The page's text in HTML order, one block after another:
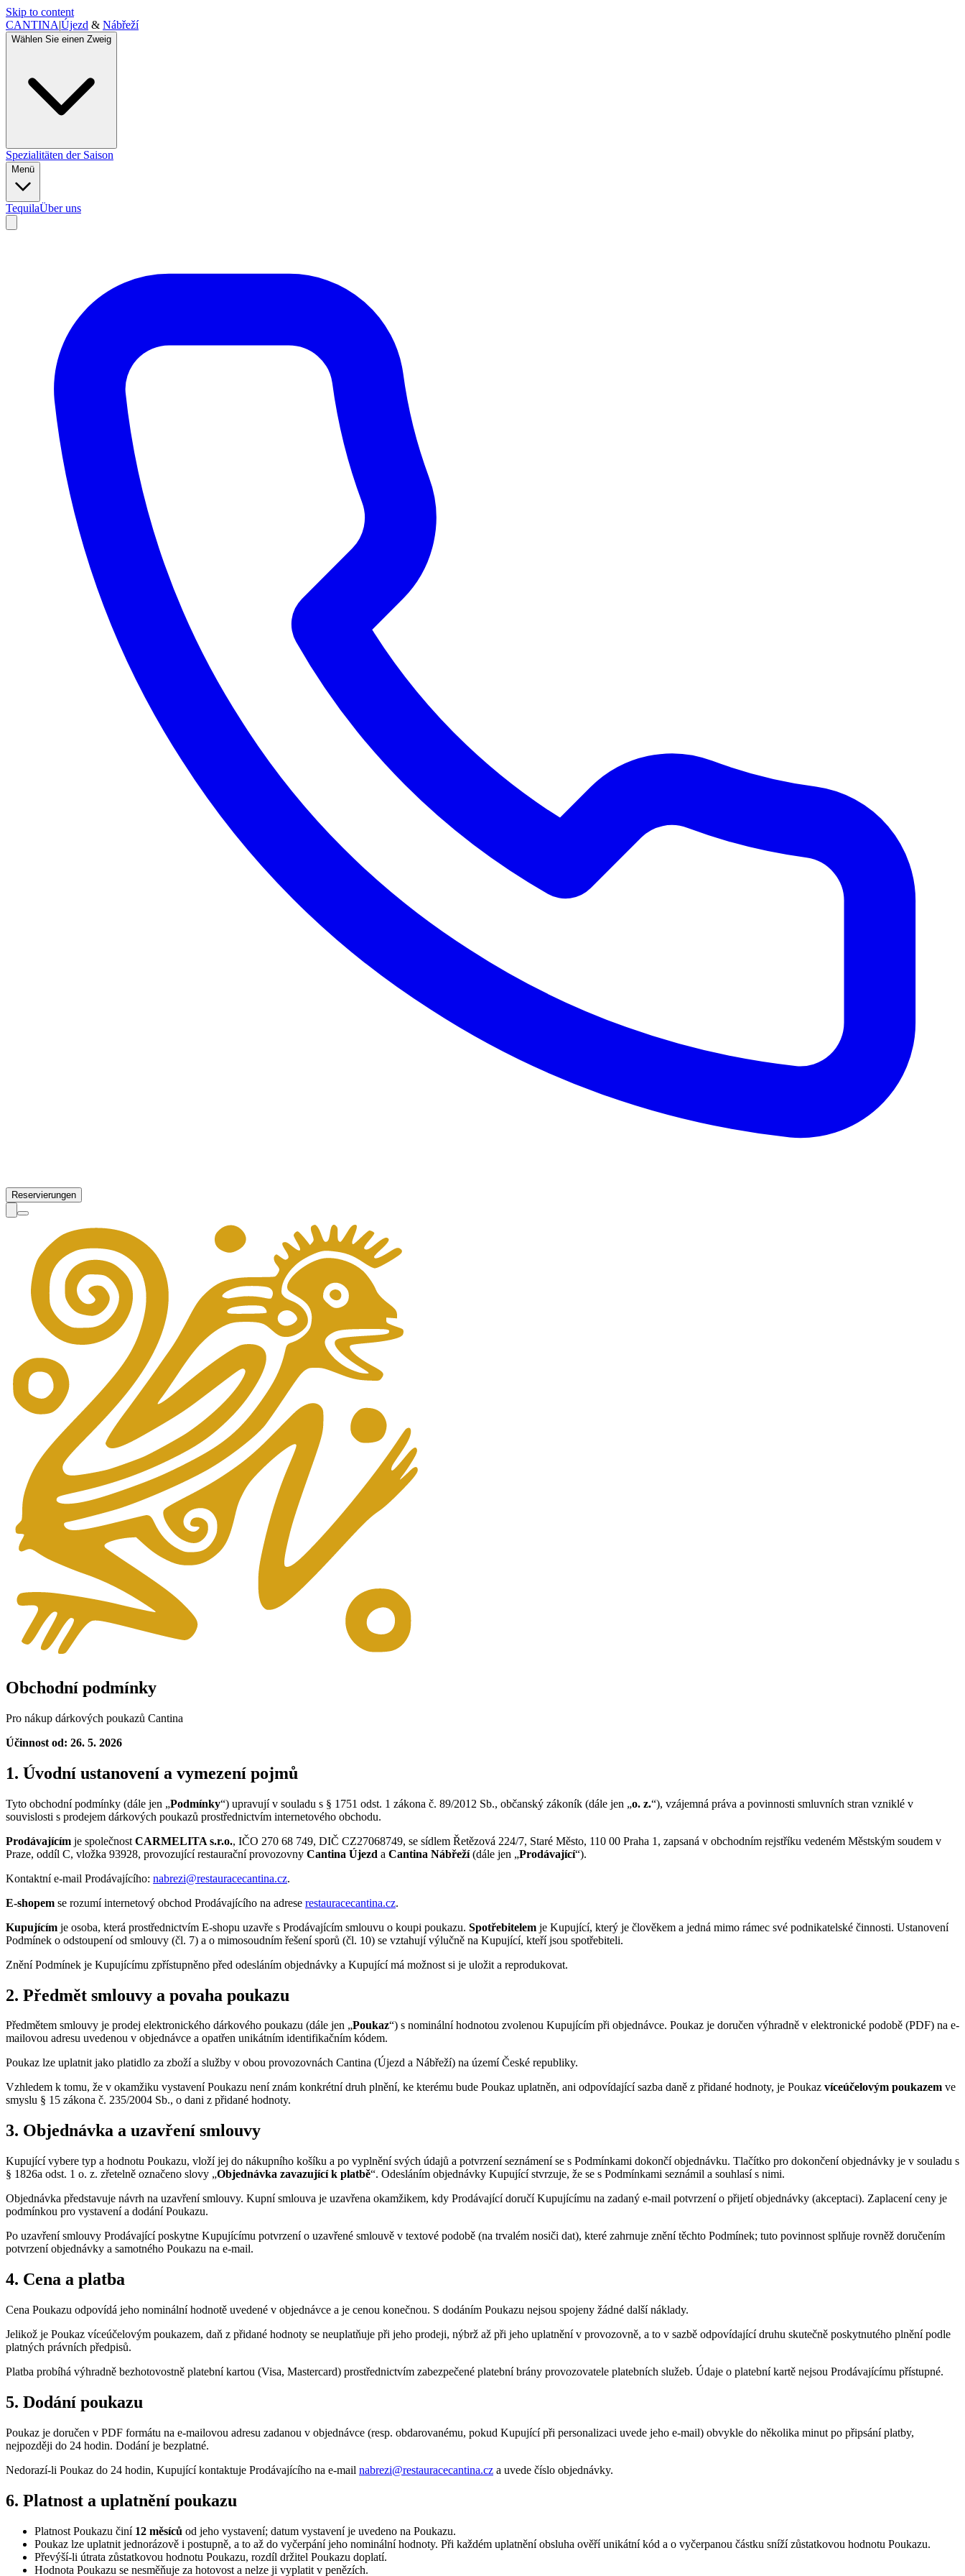
Skip to content
CANTINA|Újezd & Nábřeží
Wählen Sie einen Zweig
Spezialitäten der Saison
Menü
TequilaÜber uns
Reservierungen
Obchodní podmínky
Pro nákup dárkových poukazů Cantina
Účinnost od: 26. 5. 2026
1. Úvodní ustanovení a vymezení pojmů
Tyto obchodní podmínky (dále jen „Podmínky“) upravují v souladu s § 1751 odst. 1 zákona č. 89/2012 Sb., občanský zákoník (dále jen „o. z.“), vzájemná práva a povinnosti smluvních stran vzniklé v
souvislosti s prodejem dárkových poukazů prostřednictvím internetového obchodu.
Prodávajícím je společnost CARMELITA s.r.o., IČO 270 68 749, DIČ CZ27068749, se sídlem Řetězová 224/7, Staré Město, 110 00 Praha 1, zapsaná v obchodním rejstříku vedeném Městským soudem v
Praze, oddíl C, vložka 93928, provozující restaurační provozovny Cantina Újezd a Cantina Nábřeží(dále jen „Prodávající“).
Kontaktní e-mail Prodávajícího: nabrezi@restauracecantina.cz.
E-shopem se rozumí internetový obchod Prodávajícího na adrese restauracecantina.cz.
Kupujícím je osoba, která prostřednictvím E-shopu uzavře s Prodávajícím smlouvu o koupi poukazu. Spotřebitelem je Kupující, který je člověkem a jedná mimo rámec své podnikatelské činnosti. Ustanovení
Podmínek o odstoupení od smlouvy (čl. 7) a o mimosoudním řešení sporů (čl. 10) se vztahují výlučně na Kupující, kteří jsou spotřebiteli.
Znění Podmínek je Kupujícímu zpřístupněno před odesláním objednávky a Kupující má možnost si je uložit a reprodukovat.
2. Předmět smlouvy a povaha poukazu
Předmětem smlouvy je prodej elektronického dárkového poukazu (dále jen „Poukaz“) s nominální hodnotou zvolenou Kupujícím při objednávce. Poukaz je doručen výhradně v elektronické podobě (PDF) na e-
mailovou adresu uvedenou v objednávce a opatřen unikátním identifikačním kódem.
Poukaz lze uplatnit jako platidlo za zboží a služby v obou provozovnách Cantina (Újezd a Nábřeží) na území České republiky.
Vzhledem k tomu, že v okamžiku vystavení Poukazu není znám konkrétní druh plnění, ke kterému bude Poukaz uplatněn, ani odpovídající sazba daně z přidané hodnoty, je Poukaz víceúčelovým poukazem ve
smyslu § 15 zákona č. 235/2004 Sb., o dani z přidané hodnoty.
3. Objednávka a uzavření smlouvy
Kupující vybere typ a hodnotu Poukazu, vloží jej do nákupního košíku a po vyplnění svých údajů a potvrzení seznámení se s Podmínkami dokončí objednávku. Tlačítko pro dokončení objednávky je v souladu s
§ 1826a odst. 1 o. z. zřetelně označeno slovy „Objednávka zavazující k platbě“. Odesláním objednávky Kupující stvrzuje, že se s Podmínkami seznámil a souhlasí s nimi.
Objednávka představuje návrh na uzavření smlouvy. Kupní smlouva je uzavřena okamžikem, kdy Prodávající doručí Kupujícímu na zadaný e-mail potvrzení o přijetí objednávky (akceptaci). Zaplacení ceny je
podmínkou pro vystavení a dodání Poukazu.
Po uzavření smlouvy Prodávající poskytne Kupujícímu potvrzení o uzavřené smlouvě v textové podobě (na trvalém nosiči dat), které zahrnuje znění těchto Podmínek; tuto povinnost splňuje rovněž doručením
potvrzení objednávky a samotného Poukazu na e-mail.
4. Cena a platba
Cena Poukazu odpovídá jeho nominální hodnotě uvedené v objednávce a je cenou konečnou. S dodáním Poukazu nejsou spojeny žádné další náklady.
Jelikož je Poukaz víceúčelovým poukazem, daň z přidané hodnoty se neuplatňuje při jeho prodeji, nýbrž až při jeho uplatnění v provozovně, a to v sazbě odpovídající druhu skutečně poskytnutého plnění podle
platných právních předpisů.
Platba probíhá výhradně bezhotovostně platební kartou (Visa, Mastercard) prostřednictvím zabezpečené platební brány provozovatele platebních služeb. Údaje o platební kartě nejsou Prodávajícímu přístupné.
5. Dodání poukazu
Poukaz je doručen v PDF formátu na e-mailovou adresu zadanou v objednávce (resp. obdarovanému, pokud Kupující při personalizaci uvede jeho e-mail) obvykle do několika minut po připsání platby,
nejpozději do 24 hodin. Dodání je bezplatné.
Nedorazí-li Poukaz do 24 hodin, Kupující kontaktuje Prodávajícího na e-mail nabrezi@restauracecantina.cz a uvede číslo objednávky.
6. Platnost a uplatnění poukazu
Platnost Poukazu činí 12 měsíců od jeho vystavení; datum vystavení je uvedeno na Poukazu.
Poukaz lze uplatnit jednorázově i postupně, a to až do vyčerpání jeho nominální hodnoty. Při každém uplatnění obsluha ověří unikátní kód a o vyčerpanou částku sníží zůstatkovou hodnotu Poukazu.
Převýší-li útrata zůstatkovou hodnotu Poukazu, rozdíl držitel Poukazu doplatí.
Hodnota Poukazu se nesměňuje za hotovost a nelze ji vyplatit v penězích.